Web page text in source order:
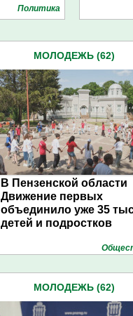
Политика
МОЛОДЕЖЬ (62)
В Пензенской области
Движение первых
объединило уже 35
детей и подростков
МОЛОДЕЖЬ (62)